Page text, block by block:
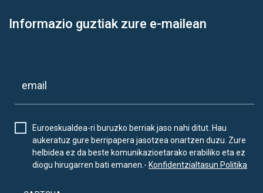
Informazio guztiak zure e-mailean
Euroeskualdea-ri buruzko berriak jaso nahi ditut. Hau
aukeratuz gure berripapera jasotzea onartzen duzu. Zure
helbidea ez da beste komunikazioetarako erabiliko eta ez
diogu hirugarren bati emanen.- Konfidentzialtasun Politika